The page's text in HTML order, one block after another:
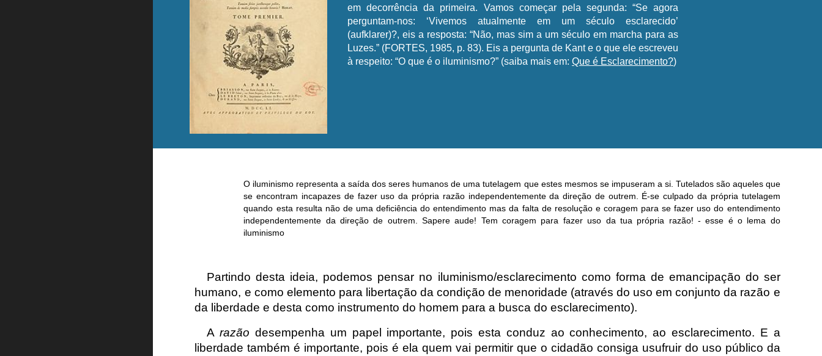
em decorrência da primeira. Vamos começar pela segunda: “Se agora
perguntam-nos: ‘Vivemos atualmente em um século esclarecido’
(aufklarer)?, eis a resposta: “Não, mas sim a um século em marcha para as
Luzes.” (FORTES, 1985, p. 83). Eis a pergunta de Kant e o que ele escreveu
à respeito: “O que é o iluminismo?” (saiba mais em: Que é Esclarecimento?)
O iluminismo representa a saída dos seres humanos de uma tutelagem que estes mesmos se impuseram a si. Tutelados são aqueles que
se encontram incapazes de fazer uso da própria razão independentemente da direção de outrem. É-se culpado da própria tutelagem
quando esta resulta não de uma deficiência do entendimento mas da falta de resolução e coragem para se fazer uso do entendimento
independentemente da direção de outrem. Sapere aude! Tem coragem para fazer uso da tua própria razão! - esse é o lema do
iluminismo
Partindo desta ideia, podemos pensar no iluminismo/esclarecimento como forma de emancipação do ser
humano, e como elemento para libertação da condição de menoridade (através do uso em conjunto da razão e
da liberdade e desta como instrumento do homem para a busca do esclarecimento).
Arazão desempenha um papel importante, pois esta conduz ao conhecimento, ao esclarecimento. E a
liberdade também é importante, pois é ela quem vai permitir que o cidadão consiga usufruir do uso público da